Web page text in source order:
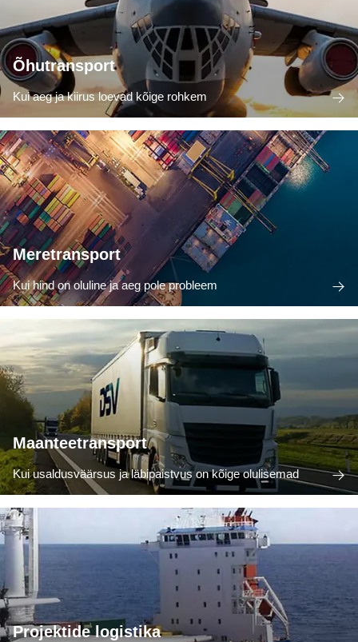
Õhutransport
Kui aeg ja kiirus loevad kõige rohkem
Meretransport
Kui hind on oluline ja aeg pole probleem
Maanteetransport
Kui usaldusväärsus ja läbipaistvus on kõige olulisemad
Projektide logistika